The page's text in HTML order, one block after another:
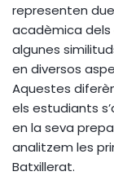
representen
acadèmica
algunes
en diversos
Aquestes
els estudiants
en la seva
analitzem les
Batxillerat.